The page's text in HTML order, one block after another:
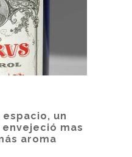
espacio, un
mas
aroma